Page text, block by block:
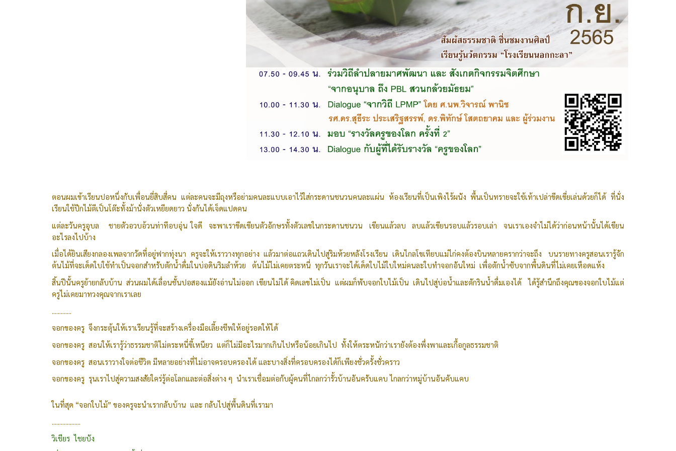
ตอนผมเข้าเรียนปอหนึ่งกับเพื่อนยี่สิบสี่คน แต่ละคนจะมีถุงหรือย่ามคนละแบบเอาไว้ใส่กระดานชนวนคนละแผ่น ห้องเรียนที่เป็นเพิงไร้ผนัง พื้นเป็นทรายจะใช้เท้าเปล่าขีดเขี่ยเล่นด้วยก็ได้ ที่นั่ง
เรียนใช้ปีกไม้ตีเป็นโต๊ะทั้งม้านั่งตัวเหยียดยาว นั่งกันได้เจ็ดแปดคน
แต่ละวันครูอุบล ชายตัวอวบอ้วนท่าทีอบอุ่น ใจดี จะพาเราขีดเขียนตัวอักษรทั้งตัวเลขในกระดานชนวน เขียนแล้วลบ ลบแล้วเขียนรอบแล้วรอบเล่า จนเราเองจำไม่ได้ว่าก่อนหน้านั้นได้เขียน
อะไรลงไปบ้าง
เมื่อได้ยินเสียงกลองเพลจากวัดที่อยู่ฟากทุ่งนา ครูจะให้เราวางทุกอย่าง แล้วมาต่อแถวเดินไปสู่ริมห้วยหลังโรงเรียน เดินไกลโขเทียบแม่ไก่คงต้องบินหลายครากว่าจะถึง บนรายทางครูสอนเรารู้จัก
ต้นไม้ที่จะเด็ดใบใช้ทำเป็นจอกสำหรับตักน้ำดื่มในบ่อดินริมลำห้วย ต้นไม้ไม่เคยตระหนี่ ทุกวันเราจะได้เด็ดใบไม้ใบใหม่คนละใบทำจอกอันใหม่ เพื่อตักน้ำซับจากพื้นดินที่ไม่เคยเหือดแห้ง
สิ้นปีนั้นครูย้ายกลับบ้าน ส่วนผมได้เลื่อนชั้นปอสองแม้ยังอ่านไม่ออก เขียนไม่ได้ คิดเลขไม่เป็น แต่ผมก็พับจอกใบไม้เป็น เดินไปสู่บ่อน้ำและตักรินน้ำดื่มเองได้ ได้รู้สำนึกถึงคุณของจอกใบไม้แต่
ครูไม่เคยมาทวงคุณจากเราเลย
จอกของครู จึงกระตุ้นให้เราเรียนรู้ที่จะสร้างเครื่องมือเลี้ยงชีพให้อยู่รอดให้ได้
จอกของครู สอนให้เรารู้ว่าธรรมชาติไม่ตระหนี่ขี้เหนียว แต่ก็ไม่มีอะไรมากเกินไปหรือน้อยเกินไป ทั้งให้ตระหนักว่าเรายังต้องพึ่งพาและเกื้อกูลธรรมชาติ
จอกของครู สอนเราวางใจต่อชีวิต มีหลายอย่างที่ไม่อาจครอบครองได้ และบางสิ่งที่ครอบครองได้ก็เพียงชั่วครั้งชั่วคราว
จอกของครู รุนเราไปสู่ความสงสัยใคร่รู้ต่อโลกและต่อสิ่งต่าง ๆ นำเราเชื่อมต่อกับผู้คนที่ไกลกว่ารั้วบ้านอันครับแคบ ไกลกว่าหมู่บ้านอันคับแคบ
ในที่สุด “จอกใบไม้” ของครูจะนำเรากลับบ้าน และ กลับไปสู่พื้นดินที่เรามา
วิเชียร ไชยบัง